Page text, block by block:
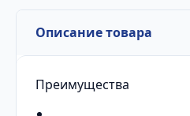
Описание товара
Преимущества